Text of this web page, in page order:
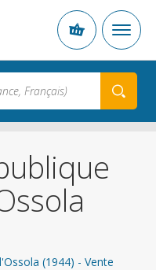
(1944) - Vente